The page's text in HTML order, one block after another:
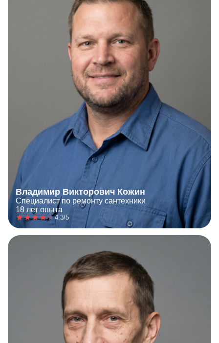
Владимир Викторович Кожин
Специалист по ремонту сантехники
18 лет опыта
4.3/5